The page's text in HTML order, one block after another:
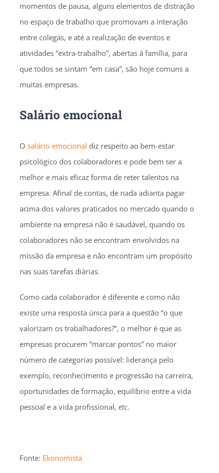
momentos de pausa, alguns elementos de distração
no espaço de trabalho que promovam a interação
entre colegas, e até a realização de eventos e
atividades “extra-trabalho”, abertas à família, para
que todos se sintam “em casa”, são hoje comuns a
muitas empresas.
Salário emocional
O salário emocional diz respeito ao bem-estar
psicológico dos colaboradores e pode bem ser a
melhor e mais eficaz forma de reter talentos na
empresa. Afinal de contas, de nada adianta pagar
acima dos valores praticados no mercado quando o
ambiente na empresa não é saudável, quando os
colaboradores não se encontram envolvidos na
missão da empresa e não encontram um propósito
nas suas tarefas diárias.
Como cada colaborador é diferente e como não
existe uma resposta única para a questão “o que
valorizam os trabalhadores?”, o melhor é que as
empresas procurem “marcar pontos” no maior
número de categorias possível: liderança pelo
exemplo, reconhecimento e progressão na carreira,
oportunidades de formação, equilíbrio entre a vida
pessoal e a vida profissional, etc.
Fonte: Ekonomista